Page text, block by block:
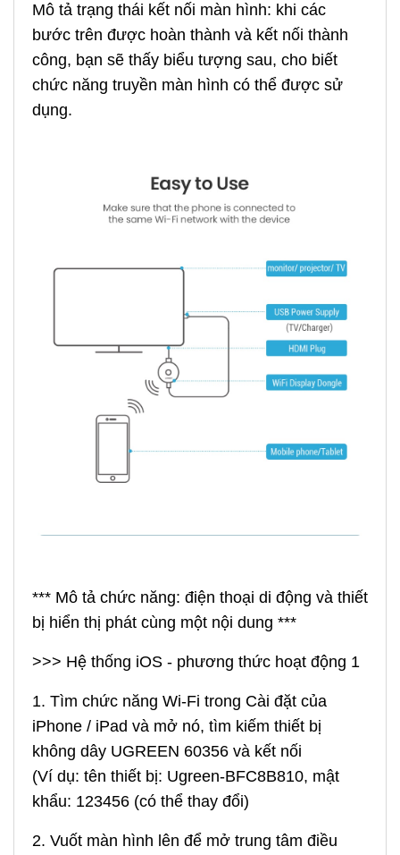
Mô tả trạng thái kết nối màn hình: khi các
bước trên được hoàn thành và kết nối thành
công, bạn sẽ thấy biểu tượng sau, cho biết
chức năng truyền màn hình có thể được sử
dụng.
*** Mô tả chức năng: điện thoại di động và thiết
bị hiển thị phát cùng một nội dung ***
>>> Hệ thống iOS - phương thức hoạt động 1
1. Tìm chức năng Wi-Fi trong Cài đặt của
iPhone / iPad và mở nó, tìm kiếm thiết bị
không dây UGREEN 60356 và kết nối
(Ví dụ: tên thiết bị: Ugreen-BFC8B810, mật
khẩu: 123456 (có thể thay đổi)
2. Vuốt màn hình lên để mở trung tâm điều